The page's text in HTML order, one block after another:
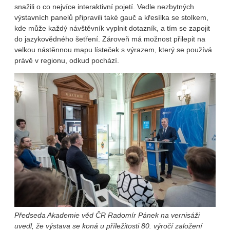
snažili o co nejvíce interaktivní pojetí. Vedle nezbytných
výstavních panelů připravili také gauč a křesílka se stolkem,
kde může každý návštěvník vyplnit dotazník, a tím se zapojit
do jazykovědného šetření. Zároveň má možnost přilepit na
velkou nástěnnou mapu lísteček s výrazem, který se používá
právě v regionu, odkud pochází.
Předseda Akademie věd ČR Radomír Pánek na vernisáži
uvedl, že výstava se koná u příležitosti 80. výročí založení